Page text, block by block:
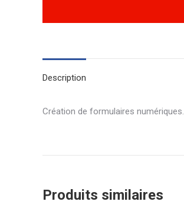
Description
Création de formulaires numériques.
Produits similaires